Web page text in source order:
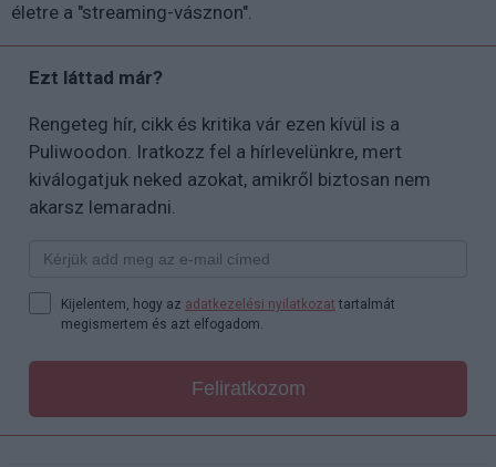
életre a "streaming-vásznon".
Ezt láttad már?
Rengeteg hír, cikk és kritika vár ezen kívül is a
Puliwoodon. Iratkozz fel a hírlevelünkre, mert
kiválogatjuk neked azokat, amikről biztosan nem
akarsz lemaradni.
Kijelentem, hogy az adatkezelési nyilatkozat tartalmát
megismertem és azt elfogadom.
Feliratkozom